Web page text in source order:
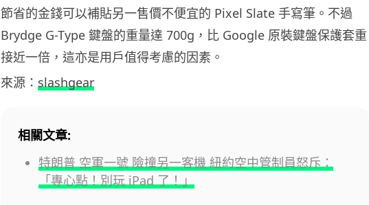
節省的金錢可以補貼另一售價不便宜的 Pixel Slate 手寫筆。不過
Brydge G-Type 鍵盤的重量達 700g，比 Google 原裝鍵盤保護套重
接近一倍，這亦是用戶值得考慮的因素。
來源： slashgear
相關文章:
特朗普 空軍一號 險撞另一客機 紐約空中管制員怒斥：
「專心點！別玩 iPad 了！」